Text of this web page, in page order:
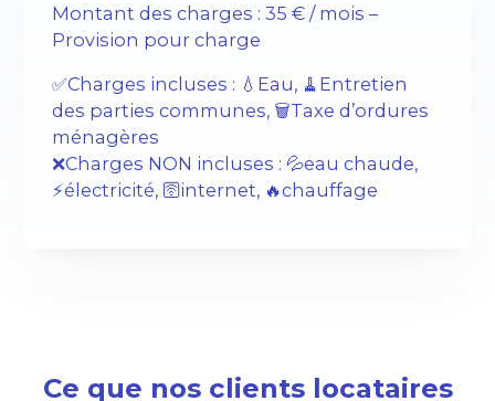
Montant des charges : 35 € / mois –
Provision pour charge
✅Charges incluses : 💧Eau, 🧹Entretien
des parties communes, 🗑️Taxe d’ordures
ménagères
❌Charges NON incluses : 💦eau chaude,
⚡️électricité, 🛜internet, 🔥chauffage
Ce que nos clients locataires